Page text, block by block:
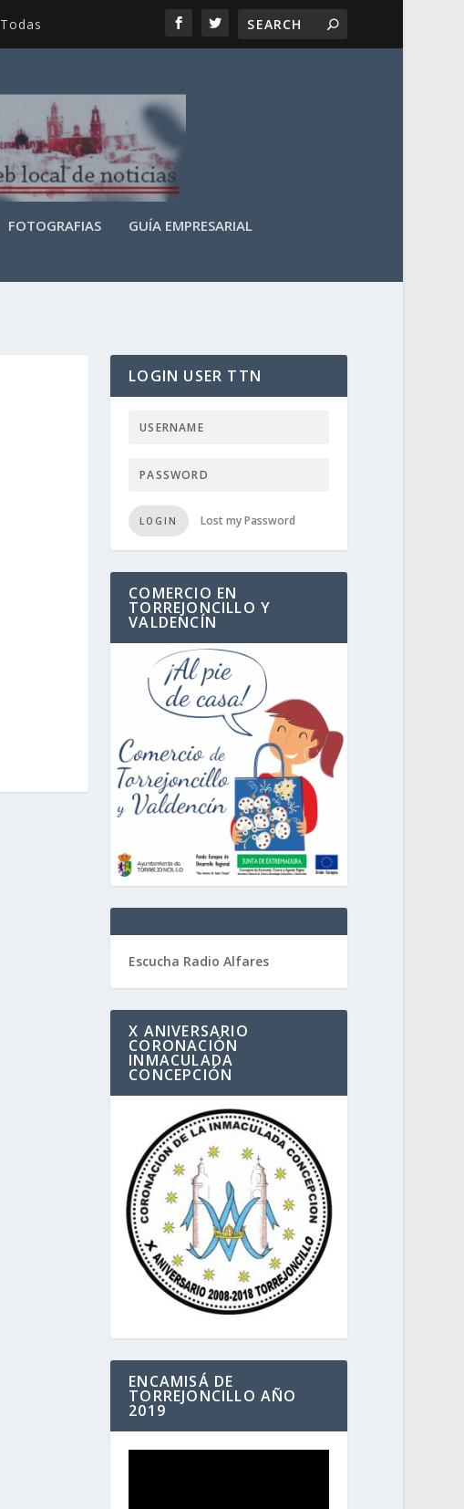
Todas
FOTOGRAFIAS GUÍA EMPRESARIAL
LOGIN USER TTN
LOGIN Lost my Password
COMERCIO EN
TORREJONCILLO Y
VALDENCÍN
Escucha Radio Alfares
X ANIVERSARIO
CORONACIÓN
INMACULADA
CONCEPCIÓN
ENCAMISÁ DE
TORREJONCILLO AÑO
2019